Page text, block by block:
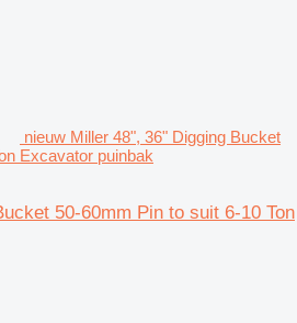
nieuw Miller 48", 36" Digging Bucket
Excavator puinbak
50-60mm Pin to suit 6-10 Ton